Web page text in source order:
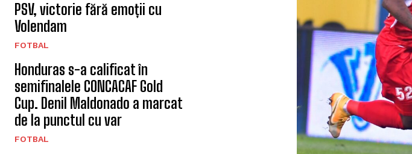
PSV, victorie fără emoții cu
Volendam
FOTBAL
Honduras s-a calificat în
semifinalele CONCACAF Gold
Cup. Denil Maldonado a marcat
de la punctul cu var
FOTBAL